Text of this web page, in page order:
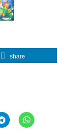
share